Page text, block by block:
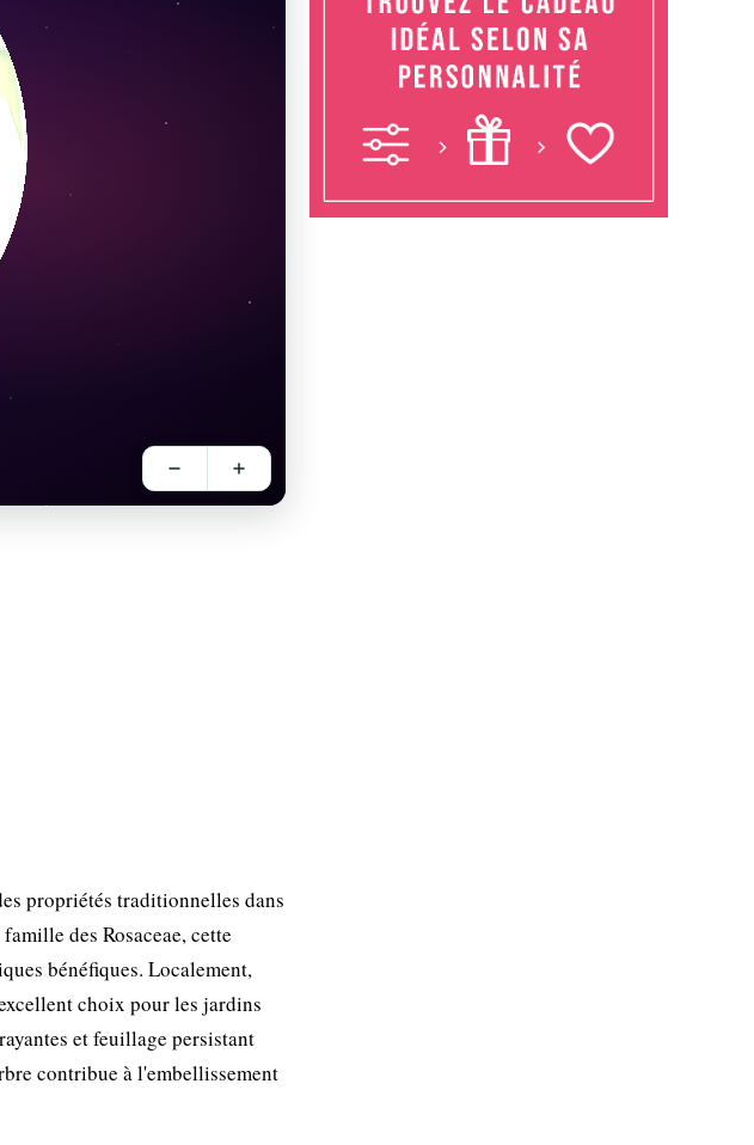
propriétés traditionnelles dans
des Rosaceae, cette
bénéfiques. Localement,
choix pour les jardins
et feuillage persistant
contribue à l'embellissement